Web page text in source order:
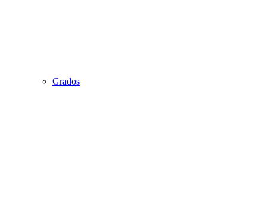
Grados